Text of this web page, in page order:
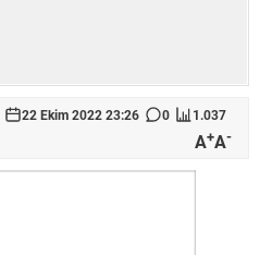
22 Ekim 2022 23:26 0 1.037
A+A-